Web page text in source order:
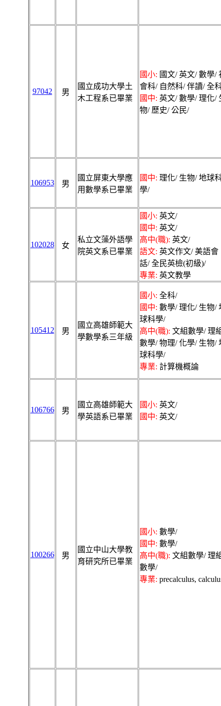
97042 男
國立成功大學土
木工程系已畢業
國小: 國文/ 英文/ 數學/
會科/ 自然科/ 伴讀/ 全
國中: 英文/ 數學/ 理化/
物/ 歷史/ 公民/
106953 男
國立屏東大學應
用數學系已畢業
國中: 理化/ 生物/ 地球
學/
102028 女
私立文藻外語學
院英文系已畢業
國小: 英文/
國中: 英文/
高中(職): 英文/
語文: 英文作文/ 美語會
話/ 全民英檢(初級)/
專業: 英文教學
105412 男
國立高雄師範大
學數學系三年級
國小: 全科/
國中: 數學/ 理化/ 生物/
球科學/
高中(職): 文組數學/ 理
數學/ 物理/ 化學/ 生物/
球科學/
專業: 計算機概論
106766 男
國立高雄師範大
學英語系已畢業
國小: 英文/
國中: 英文/
100266 男
國立中山大學教
育研究所已畢業
國小: 數學/
國中: 數學/
高中(職): 文組數學/ 理
數學/
專業: precalculus,